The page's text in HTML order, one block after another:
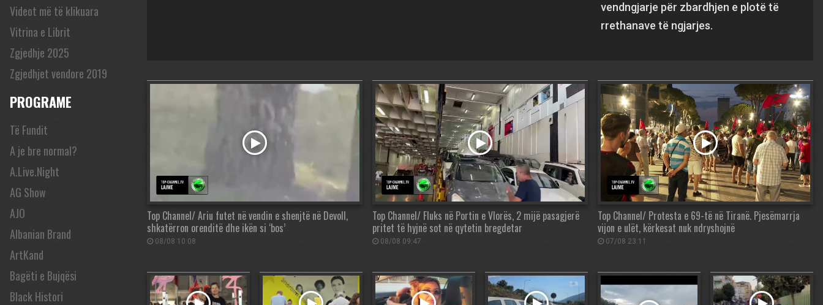
Videot më të klikuara
Vitrina e Librit
Zgjedhje 2025
Zgjedhjet vendore 2019
PROGRAME
Të Fundit
A je bre normal?
A.Live.Night
AG Show
AJO
Albanian Brand
ArtKand
Bagëti e Bujqësi
Black Histori
vendngjarje për zbardhjen e plotë të
rrethanave të ngjarjes.
Top Channel/ Ariu futet në vendin e shenjtë në Devoll,
shkatërron orenditë dhe ikën si ‘bos’
08/08 10:08
Top Channel/ Fluks në Portin e Vlorës, 2 mijë pasagjerë
pritet të hyjnë sot në qytetin bregdetar
08/08 09:47
Top Channel/ Protesta e 69-të në Tiranë. Pjesëmarrja
vijon e ulët, kërkesat nuk ndryshojnë
07/08 23:11